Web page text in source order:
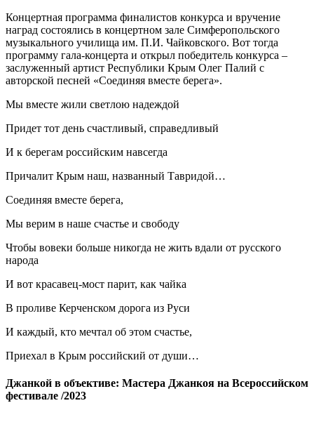
Концертная программа финалистов конкурса и вручение
наград состоялись в концертном зале Симферопольского
музыкального училища им. П.И. Чайковского. Вот тогда
программу гала-концерта и открыл победитель конкурса –
заслуженный артист Республики Крым Олег Палий с
авторской песней «Соединяя вместе берега».
Мы вместе жили светлою надеждой
Придет тот день счастливый, справедливый
И к берегам российским навсегда
Причалит Крым наш, названный Тавридой…
Соединяя вместе берега,
Мы верим в наше счастье и свободу
Чтобы вовеки больше никогда не жить вдали от русского
народа
И вот красавец-мост парит, как чайка
В проливе Керченском дорога из Руси
И каждый, кто мечтал об этом счастье,
Приехал в Крым российский от души…
Джанкой в объективе: Мастера Джанкоя на Всероссийском
фестивале /2023